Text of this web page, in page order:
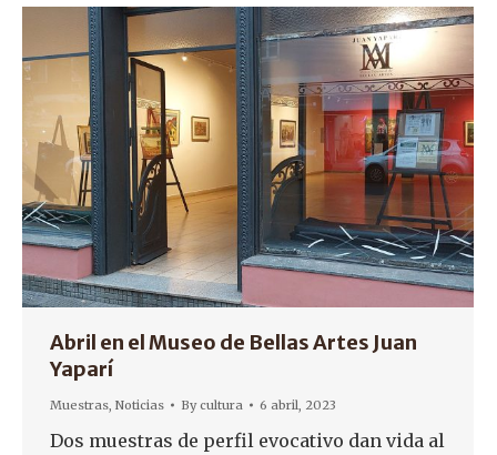
Abril en el Museo de Bellas Artes Juan
Yaparí
Muestras, Noticias Bycultura 6 abril, 2023
Dos muestras de perfil evocativo dan vida al